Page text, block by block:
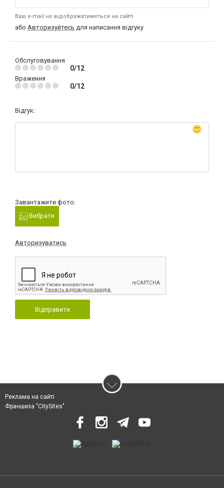
Ваш e-mail не відображатиметься на сайті
або Авторизуйтесь для написання відгуку
Обслуговування
0/12
Враження
0/12
Відгук:
Завантажити фото:
Вибрати
Авторизуватись
Відправити
Реклама на сайті
Франшиза "CitySites"